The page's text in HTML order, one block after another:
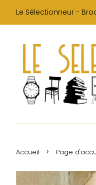
Le Sélectionneur -
Accueil › Page